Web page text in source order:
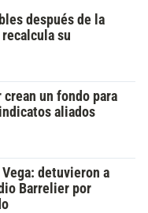
después de la
su
un fondo para
aliados
detuvieron a
Barrelier por